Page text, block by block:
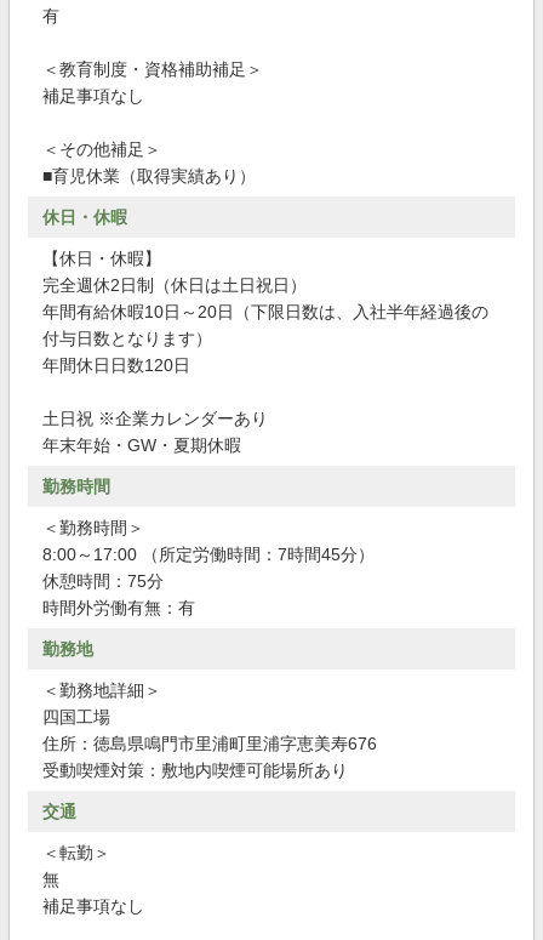
有
＜教育制度・資格補助補足＞
補足事項なし
＜その他補足＞
■育児休業（取得実績あり）
休日・休暇
【休日・休暇】
完全週休2日制（休日は土日祝日）
年間有給休暇10日～20日（下限日数は、入社半年経過後の
付与日数となります）
年間休日日数120日
土日祝 ※企業カレンダーあり
年末年始・GW・夏期休暇
勤務時間
＜勤務時間＞
8:00～17:00 （所定労働時間：7時間45分）
休憩時間：75分
時間外労働有無：有
勤務地
＜勤務地詳細＞
四国工場
住所：徳島県鳴門市里浦町里浦字恵美寿676
受動喫煙対策：敷地内喫煙可能場所あり
交通
＜転勤＞
無
補足事項なし